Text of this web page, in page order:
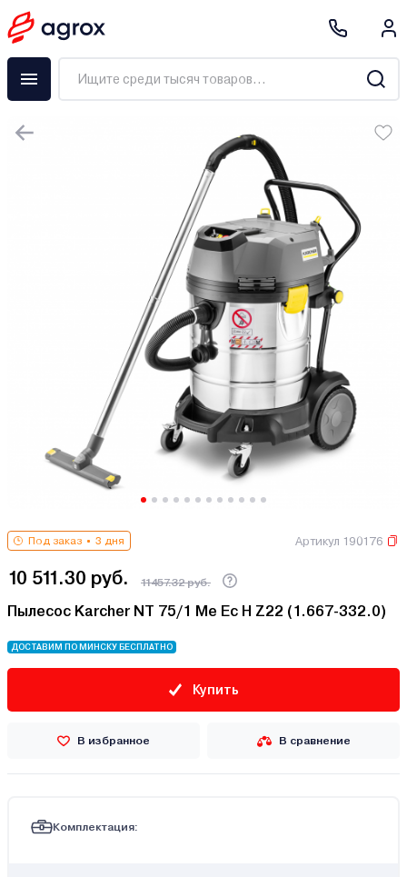
Под заказ 3 дня Артикул 190176
10 511.30 руб. 11457.32 руб.
Пылесос Karcher NT 75/1 Me Ec H Z22 (1.667-332.0)
ДОСТАВИМ ПО МИНСКУ БЕСПЛАТНО
Купить
В избранное В сравнение
Комплектация: